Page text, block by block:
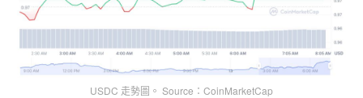
USDC 走勢圖。 Source：CoinMarketCap